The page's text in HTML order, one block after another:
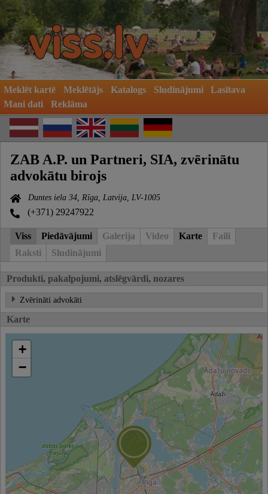
Meklēt kartē Meklētājs Katalogs Sludinājumi
Lasītava
Mani dati
Reklāma
ZAB A.P. un Partneri, SIA, zvērinātu
advokātu birojs
Duntes iela 34, Rīga, Latvija, LV-1005
(+371) 29247922
Viss Piedāvājumi Galerija Video Karte
Faili
Raksti
Sludinājumi
Produkti, pakalpojumi, atslēgvārdi, nozares
Zvērināti advokāti
Karte
+
−